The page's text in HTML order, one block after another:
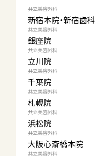
共立美容外科
新宿本院・新宿歯科
共立美容外科
銀座院
共立美容外科
立川院
共立美容外科
千葉院
共立美容外科
札幌院
共立美容外科
浜松院
共立美容外科
大阪心斎橋本院
共立美容外科